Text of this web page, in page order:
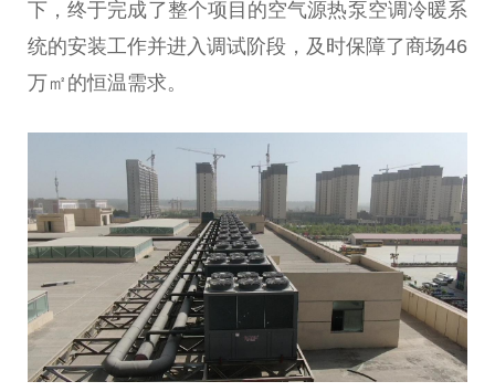
下，终于完成了整个项目的空气源热泵空调冷暖系
统的安装工作并进入调试阶段，及时保障了商场46
万㎡的恒温需求。